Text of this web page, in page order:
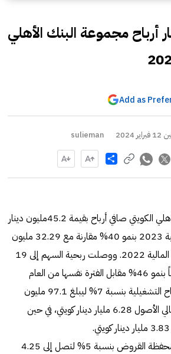
أرباح مجموعة البنك الأهلي
Add as
2024
sulieman
Share
حققت مجموعة البنك الأهلي الكويتي صافي أرباح بقيمة 45.2مليون دينار
كويتي في نهاية السنة المالية 2023 بنمو 40% مقارنة مع 32.29 مليون
دينار كويتي في نهاية السنة المالية 2022. ووصلت ربحية السهم إلى 19
فلساً مقارنة مع 13 فلساً بنمو 46% مقابل الفترة نفسها من العام
2022، وارتفع صافي الأرباح التشغيلية بنسبة 7% ليبلغ 97.1 مليون
دينار كويتي، بينما بلغ إجمالي الأصول 6.28 مليار دينار كويتي، في حين
وفي الوقت نفسه، زادت محفظة القروض بنسبة 5% لتصل إلى 4.25